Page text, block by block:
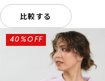
比較する
40%OFF